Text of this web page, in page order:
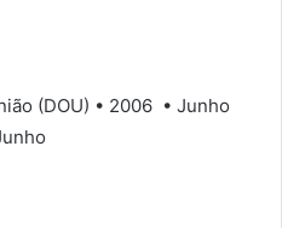
(DOU) • 2006 • Junho